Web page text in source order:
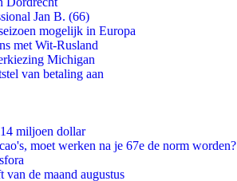
Jan B. (66)
mogelijk in Europa
met Wit-Rusland
Michigan
van betaling aan
miljoen dollar
moet werken na je 67e de norm worden?
de maand augustus